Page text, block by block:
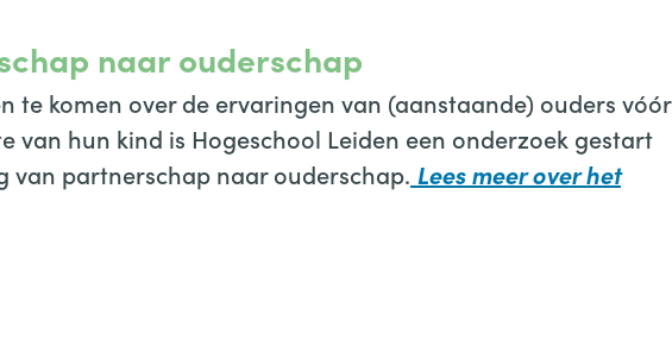
naar ouderschap
te komen over de ervaringen van (aanstaande) ouders vóór
van hun kind is Hogeschool Leiden een onderzoek gestart
van partnerschap naar ouderschap. Lees meer over het